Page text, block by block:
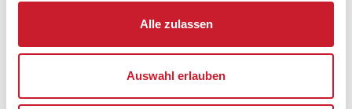
Alle zulassen
Auswahl erlauben
Søndervang 112
6830 Nørre Nebel